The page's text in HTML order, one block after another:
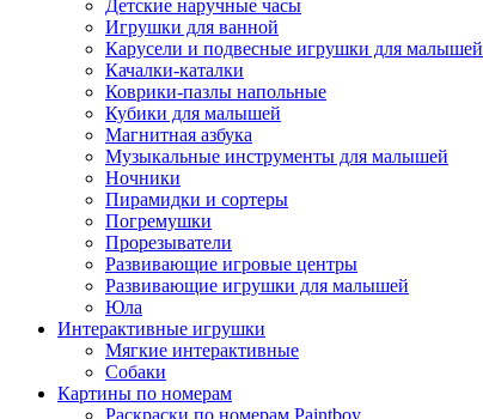
Детские наручные часы
Игрушки для ванной
Карусели и подвесные игрушки для малышей
Качалки-каталки
Коврики-пазлы напольные
Кубики для малышей
Магнитная азбука
Музыкальные инструменты для малышей
Ночники
Пирамидки и сортеры
Погремушки
Прорезыватели
Развивающие игровые центры
Развивающие игрушки для малышей
Юла
Интерактивные игрушки
Мягкие интерактивные
Собаки
Картины по номерам
Раскраски по номерам Paintboy